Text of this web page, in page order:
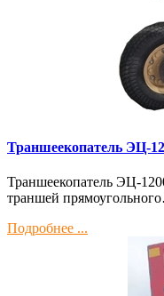
Траншеекопатель ЭЦ-
Траншеекопатель ЭЦ-
траншей
Подробнее ...